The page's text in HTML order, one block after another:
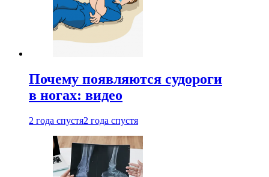
Почему появляются судороги
в ногах: видео
2 года спустя2 года спустя